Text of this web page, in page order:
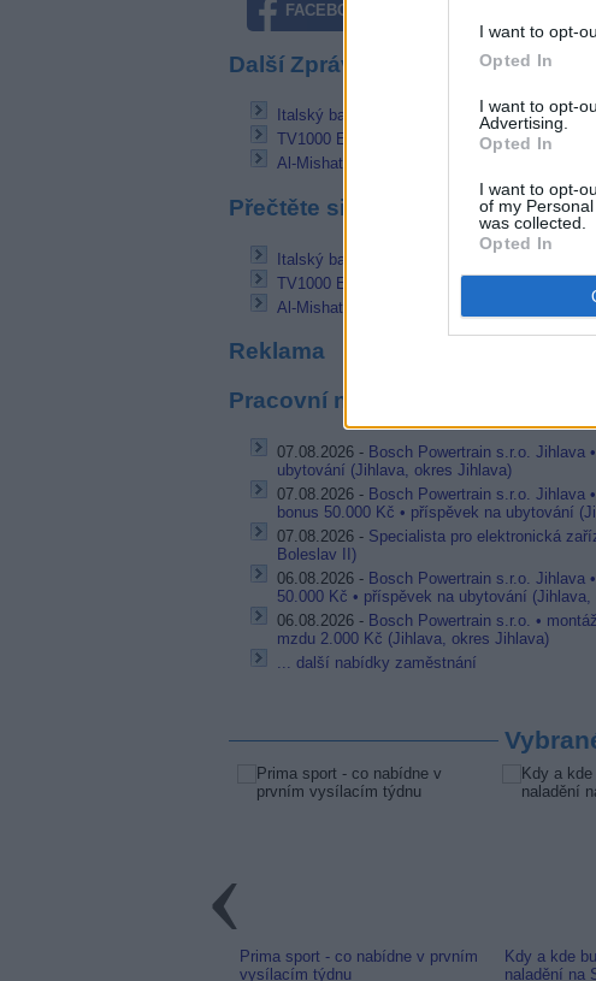
I want to opt-
Opted In
I want to opt-
Advertising.
Opted In
I want to opt-
of my
was collected.
Opted In
FACEBOOK
Další Zprávičky
Italský basketbal v rukou Sky Italia
TV1000 East, Viasat Explorer East a Viasat
Al-Mishat - nový TV kanál z Kuvajtu
Přečtěte si také
Italský basketbal v rukou Sky Italia
TV1000 East, Viasat Explorer East a Viasat
Al-Mishat - nový TV kanál z Kuvajtu
Reklama
Pracovní nabídky
07.08.2026 - Bosch Powertrain s.r.o. Jihlava
ubytování (Jihlava, okres Jihlava)
07.08.2026 - Bosch Powertrain s.r.o. Jihlava
bonus 50.000 Kč • příspěvek na ubytování
07.08.2026 - Specialista pro elektronická
Boleslav II)
06.08.2026 - Bosch Powertrain s.r.o. Jihlava
50.000 Kč • příspěvek na ubytování
06.08.2026 - Bosch Powertrain s.r.o. •
mzdu 2.000 Kč (Jihlava, okres Jihlava)
... další nabídky zaměstnání
Prima sport - co nabídne v prvním
vysílacím týdnu
Kdy a kde
naladění na